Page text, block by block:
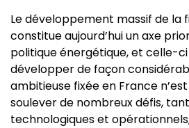
Le développement massif de la
constitue aujourd’hui un axe
politique énergétique, et celle-
développer de façon
ambitieuse fixée en France
soulever de nombreux défis,
technologiques et